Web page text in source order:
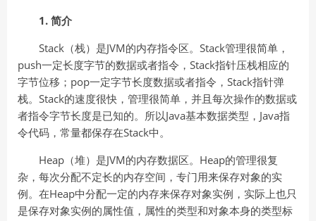
1. 简介
Stack（栈）是JVM的内存指令区。Stack管理很简单，
push一定长度字节的数据或者指令，Stack指针压栈相应的
字节位移；pop一定字节长度数据或者指令，Stack指针弹
栈。Stack的速度很快，管理很简单，并且每次操作的数据或
者指令字节长度是已知的。所以Java基本数据类型，Java指
令代码，常量都保存在Stack中。
Heap（堆）是JVM的内存数据区。Heap的管理很复
杂，每次分配不定长的内存空间，专门用来保存对象的实
例。在Heap中分配一定的内存来保存对象实例，实际上也只
是保存对象实例的属性值，属性的类型和对象本身的类型标